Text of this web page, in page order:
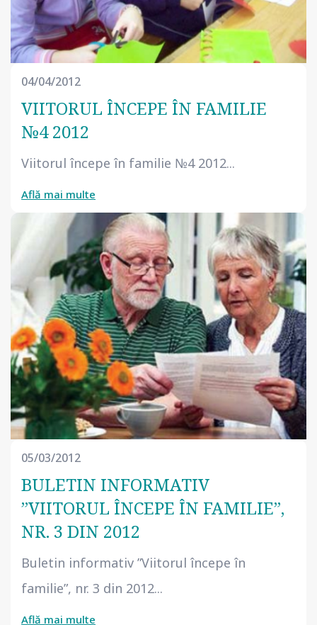
04/04/2012
VIITORUL ÎNCEPE ÎN FAMILIE
№4 2012
Viitorul începe în familie №4 2012...
Află mai multe
05/03/2012
BULETIN INFORMATIV
”VIITORUL ÎNCEPE ÎN FAMILIE”,
NR. 3 DIN 2012
Buletin informativ ”Viitorul începe în
familie”, nr. 3 din 2012...
Află mai multe